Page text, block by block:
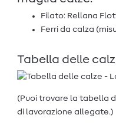
Filato: Rellana
Ferri da calza
Tabella delle
(Puoi trovare la tabella
di lavorazione allegate.)